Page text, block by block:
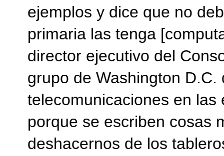
ejemplos y dice que no
primaria las tenga
director ejecutivo del
grupo de Washington
telecomunicaciones en
porque se escriben cosas
deshacernos de los